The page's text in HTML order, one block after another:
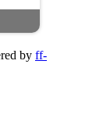
by ff-